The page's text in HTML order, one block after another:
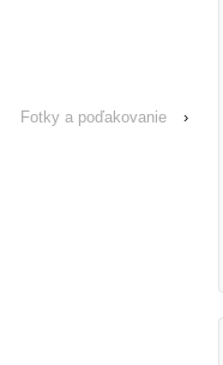
Fotky a poďakovanie ›